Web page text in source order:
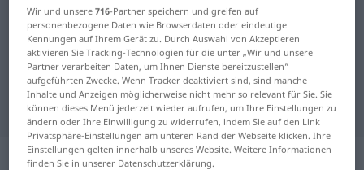
Türkisch-Deutsch Wörterbuch benli
Türkisch-Deutsch Übersetzung für
"benli"
"benli" Deutsch Übersetzung
„benli“
Wir und unsere716-Partner speichern und greifen auf
personenbezogene Daten wie Browserdaten oder eindeutige
Kennungen auf Ihrem Gerät zu. Durch Auswahl von Akzeptieren
aktivieren Sie Tracking-Technologien für die unter „Wir und unsere
Partner verarbeiten Daten, um Ihnen Dienste bereitzustellen“
aufgeführten Zwecke. Wenn Tracker deaktiviert sind, sind manche
Inhalte und Anzeigen möglicherweise nicht mehr so relevant für Sie. Sie
können dieses Menü jederzeit wieder aufrufen, um Ihre Einstellungen zu
ändern oder Ihre Einwilligung zu widerrufen, indem Sie auf den Link
Privatsphäre-Einstellungen am unteren Rand der Webseite klicken. Ihre
Einstellungen gelten innerhalb unseres Website. Weitere Informationen
finden Sie in unserer Datenschutzerklärung.